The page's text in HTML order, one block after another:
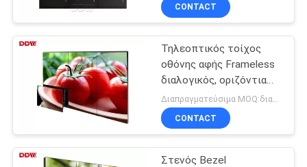
ΈΛΕΓΧΟΣ
ΜΑΣ
ΕΛΆΤΕ
ΜΕ
Επίδειξη των
οδηγήσεων
σκηνικού ενοικίου
Conforence
CONTACT
Τηλεοπτικός τοίχος
οθόνης αφής Frameless
διαλογικός, οριζόντια
επίδειξη τοίχων 46 LCD
τηλεοπτική
CONTACT
Στενός Bezel